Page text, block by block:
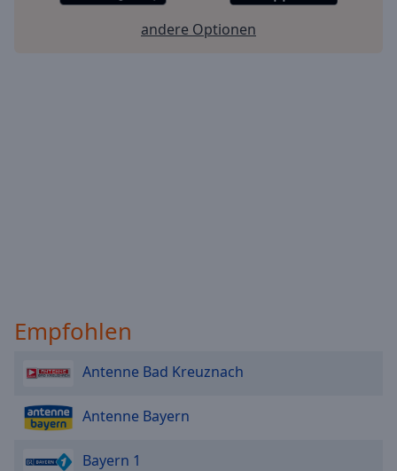
andere Optionen
Empfohlen
Antenne Bad Kreuznach
Antenne Bayern
Bayern 1